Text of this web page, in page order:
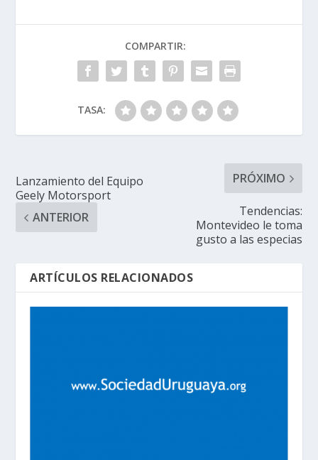
COMPARTIR:
TASA:
Lanzamiento del Equipo
Geely Motorsport
ANTERIOR
PRÓXIMO
Tendencias:
Montevideo le toma
gusto a las especias
ARTÍCULOS RELACIONADOS